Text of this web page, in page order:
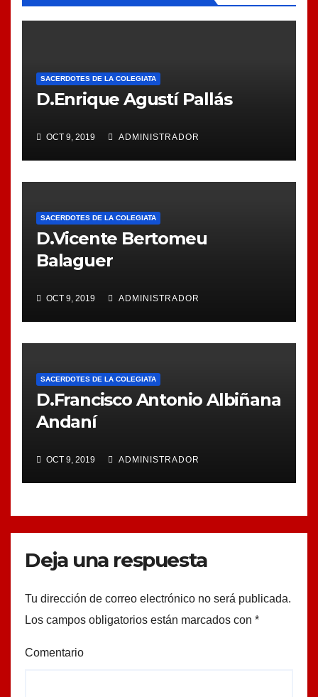
SACERDOTES DE LA COLEGIATA
D.Enrique Agustí Pallás
OCT 9, 2019 ADMINISTRADOR
SACERDOTES DE LA COLEGIATA
D.Vicente Bertomeu
Balaguer
OCT 9, 2019 ADMINISTRADOR
SACERDOTES DE LA COLEGIATA
D.Francisco Antonio Albiñana
Andaní
OCT 9, 2019 ADMINISTRADOR
Deja una respuesta
Tu dirección de correo electrónico no será publicada.
Los campos obligatorios están marcados con *
Comentario